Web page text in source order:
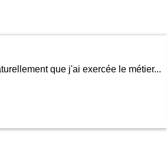
que j'ai exercée le métier...